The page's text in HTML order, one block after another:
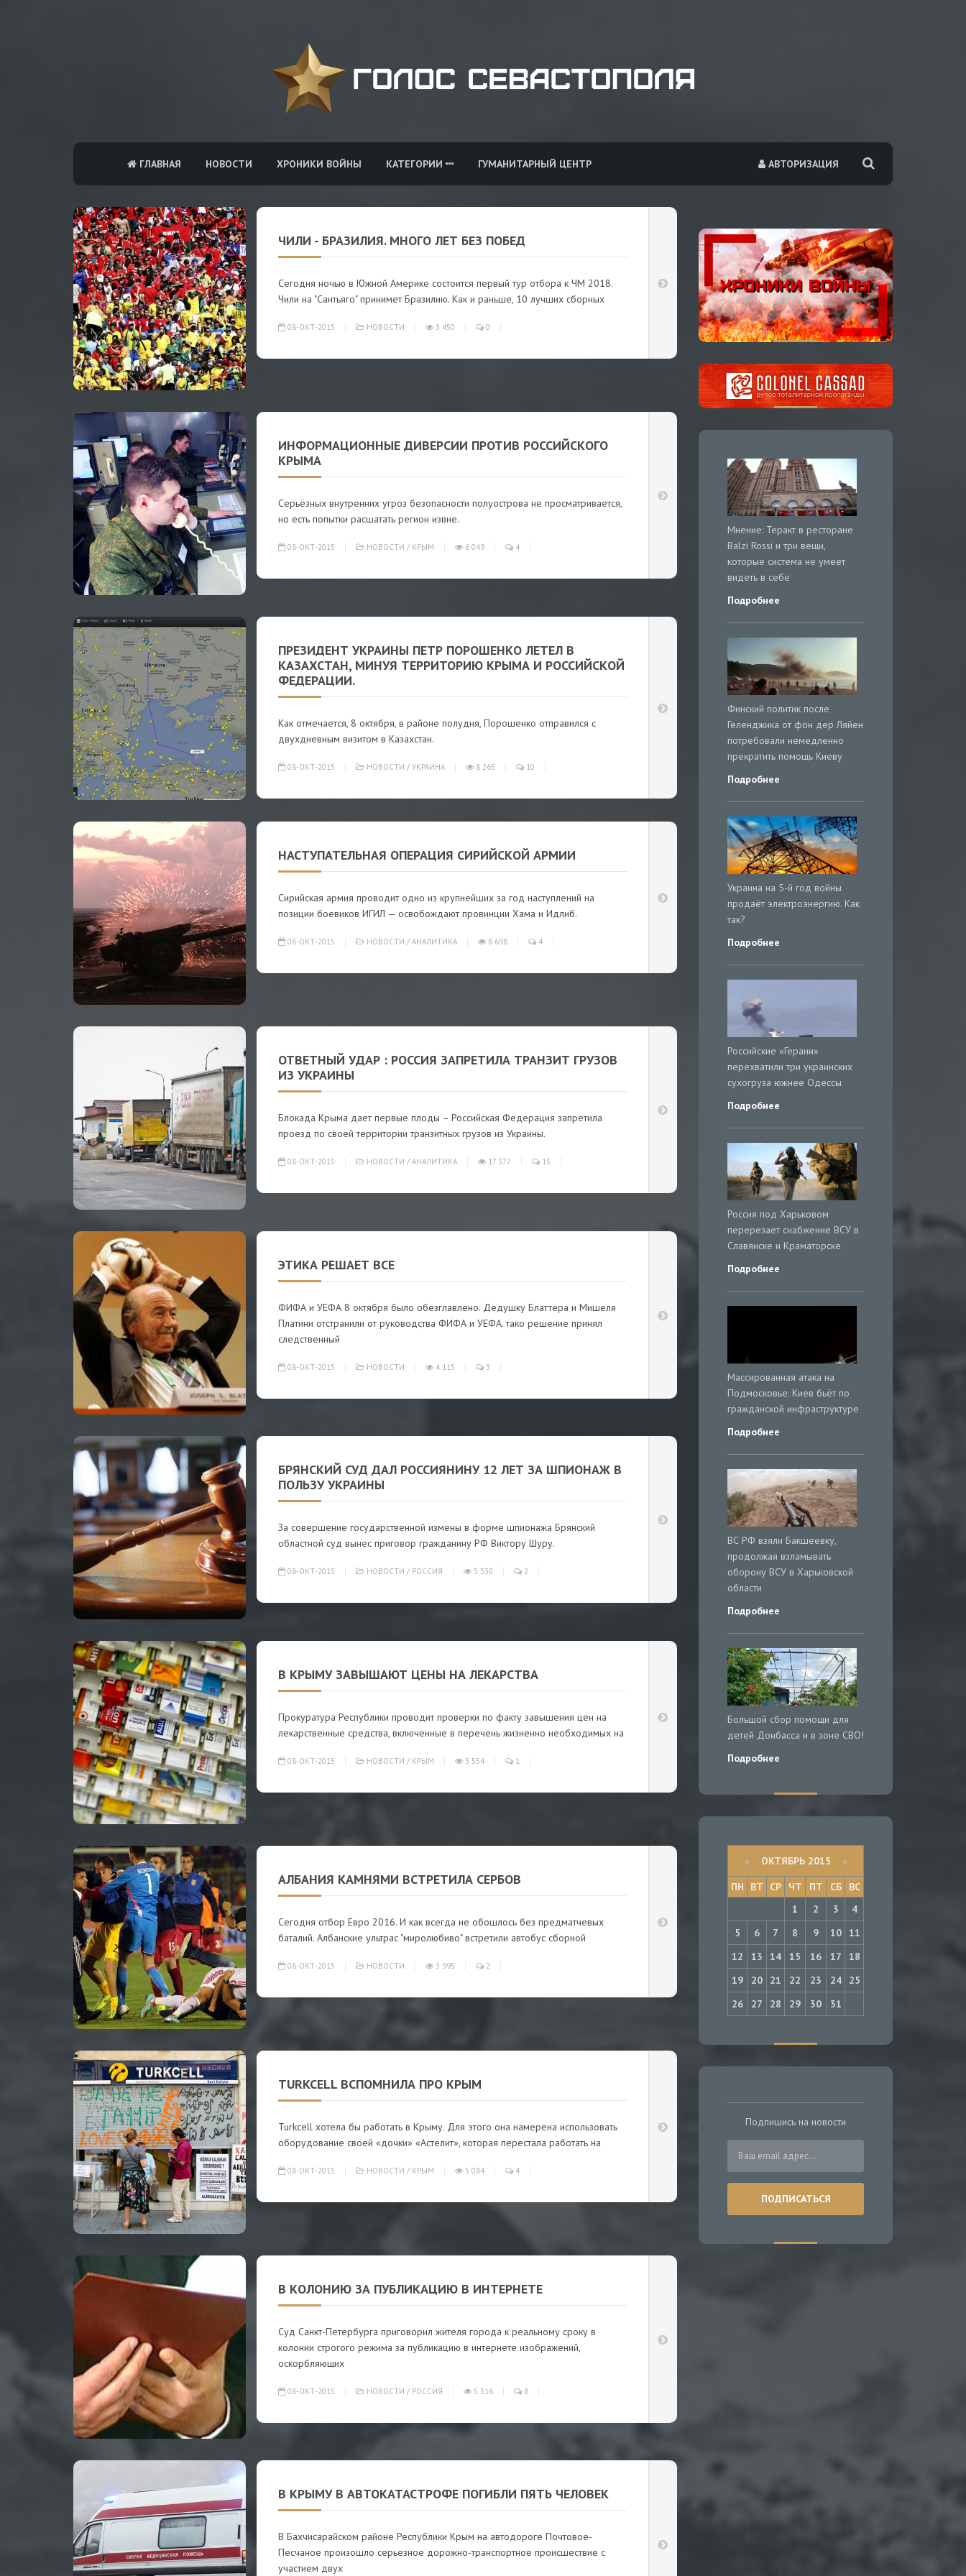
АВТОРИЗАЦИЯ
ГЛАВНАЯ НОВОСТИ ХРОНИКИ ВОЙНЫ КАТЕГОРИИ ГУМАНИТАРНЫЙ ЦЕНТР
ЧИЛИ - БРАЗИЛИЯ. МНОГО ЛЕТ БЕЗ ПОБЕД
Сегодня ночью в Южной Америке состоится первый тур отбора к ЧМ 2018.
Чили на "Сантьяго" принимет Бразилию. Как и раньше, 10 лучших сборных
08-ОКТ-2015 НОВОСТИ 3 450 0
ИНФОРМАЦИОННЫЕ ДИВЕРСИИ ПРОТИВ РОССИЙСКОГО
КРЫМА
Серьёзных внутренних угроз безопасности полуострова не просматривается,
но есть попытки расшатать регион извне.
08-ОКТ-2015 НОВОСТИ / КРЫМ 6 049 4
ПРЕЗИДЕНТ УКРАИНЫ ПЕТР ПОРОШЕНКО ЛЕТЕЛ В
КАЗАХСТАН, МИНУЯ ТЕРРИТОРИЮ КРЫМА И РОССИЙСКОЙ
ФЕДЕРАЦИИ.
Как отмечается, 8 октября, в районе полудня, Порошенко отправился с
двухдневным визитом в Казахстан.
08-ОКТ-2015 НОВОСТИ / УКРАИНА 8 265 10
НАСТУПАТЕЛЬНАЯ ОПЕРАЦИЯ СИРИЙСКОЙ АРМИИ
Сирийская армия проводит одно из крупнейших за год наступлений на
позиции боевиков ИГИЛ — освобождают провинции Хама и Идлиб.
08-ОКТ-2015 НОВОСТИ / АНАЛИТИКА 8 698 4
ОТВЕТНЫЙ УДАР : РОССИЯ ЗАПРЕТИЛА ТРАНЗИТ ГРУЗОВ
ИЗ УКРАИНЫ
Блокада Крыма дает первые плоды – Российская Федерация запретила
проезд по своей территории транзитных грузов из Украины.
08-ОКТ-2015 НОВОСТИ / АНАЛИТИКА 17 377 15
ЭТИКА РЕШАЕТ ВСЕ
ФИФА и УЕФА 8 октября было обезглавлено. Дедушку Блаттера и Мишеля
Платини отстранили от руководства ФИФА и УЕФА. тако решение принял
следственный
08-ОКТ-2015 НОВОСТИ 4 115 3
БРЯНСКИЙ СУД ДАЛ РОССИЯНИНУ 12 ЛЕТ ЗА ШПИОНАЖ В
ПОЛЬЗУ УКРАИНЫ
За совершение государственной измены в форме шпионажа Брянский
областной суд вынес приговор гражданину РФ Виктору Шуру.
08-ОКТ-2015 НОВОСТИ / РОССИЯ 5 530 2
В КРЫМУ ЗАВЫШАЮТ ЦЕНЫ НА ЛЕКАРСТВА
Прокуратура Республики проводит проверки по факту завышения цен на
лекарственные средства, включенные в перечень жизненно необходимых на
08-ОКТ-2015 НОВОСТИ / КРЫМ 3 554 1
АЛБАНИЯ КАМНЯМИ ВСТРЕТИЛА СЕРБОВ
Сегодня отбор Евро 2016. И как всегда не обошлось без предматчевых
баталий. Албанские ультрас "миролюбиво" встретили автобус сборной
08-ОКТ-2015 НОВОСТИ 3 995 2
TURKCELL ВСПОМНИЛА ПРО КРЫМ
Turkcell хотела бы работать в Крыму. Для этого она намерена использовать
оборудование своей «дочки» «Астелит», которая перестала работать на
08-ОКТ-2015 НОВОСТИ / КРЫМ 5 084 4
В КОЛОНИЮ ЗА ПУБЛИКАЦИЮ В ИНТЕРНЕТЕ
Суд Санкт-Петербурга приговорил жителя города к реальному сроку в
колонии строгого режима за публикацию в интернете изображений,
оскорбляющих
08-ОКТ-2015 НОВОСТИ / РОССИЯ 5 316 8
В КРЫМУ В АВТОКАТАСТРОФЕ ПОГИБЛИ ПЯТЬ ЧЕЛОВЕК
В Бахчисарайском районе Республики Крым на автодороге Почтовое-
Песчаное произошло серьезное дорожно-транспортное происшествие с
участием двух
Мнение: Теракт в ресторане
Balzi Rossi и три вещи,
которые система не умеет
видеть в себе
Подробнее
Финский политик после
Геленджика от фон дер Ляйен
потребовали немедленно
прекратить помощь Киеву
Подробнее
Украина на 5-й год войны
продаёт электроэнергию. Как
так?
Подробнее
Российские «Герани»
перехватили три украинских
сухогруза южнее Одессы
Подробнее
Россия под Харьковом
перерезает снабжение ВСУ в
Славянске и Краматорске
Подробнее
Массированная атака на
Подмосковье: Киев бьёт по
гражданской инфраструктуре
Подробнее
ВС РФ взяли Бакшеевку,
продолжая взламывать
оборону ВСУ в Харьковской
области
Подробнее
Большой сбор помощи для
детей Донбасса и в зоне СВО!
Подробнее
« ОКТЯБРЬ 2015 »
ПН
ВТ СР ЧТ ПТ СБ
ВС
1
2 3
4
5
6 7 8 9 10 11
12
13 14 15 16 17
18
19
20 21 22 23 24
25
26
27 28 29 30 31
Подпишись на новости